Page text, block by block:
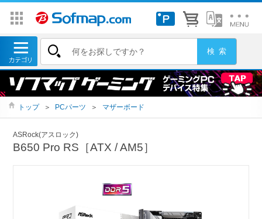
トップ ＞ PCパーツ ＞ マザーボード
ASRock(アスロック)
B650 Pro RS［ATX / AM5］